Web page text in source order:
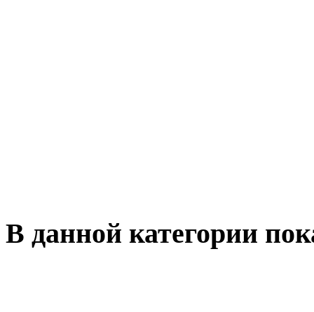
В данной категории